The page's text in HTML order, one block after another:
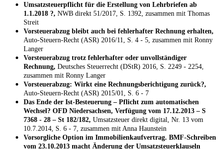
Umsatzsteuerpflicht für die Erstellung von Lehrbriefen ab
1.1.2018 ?, NWB direkt 51/2017, S. 1392, zusammen mit Thomas
Streit
Vorsteuerabzug bleibt auch bei fehlerhafter Rechnung erhalten,
Auto-Steuern-Recht (ASR) 2016/11, S. 4 - 5, zusammen mit Ronny
Langer
Vorsteuerabzug trotz fehlerhafter oder unvollständiger
Rechnung, Deutsches Steuerrecht (DStR) 2016, S. 2249 - 2254,
zusammen mit Ronny Langer
Vorsteuerabzug: Wirkt eine Rechnungsberichtigung zurück?,
Auto-Steuern-Recht (ASR) 2015/01, S. 6 - 7
Das Ende der Ist-Besteuerung – Pflicht zum automatischen
Wechsel? OFD Niedersachsen, Verfügung vom 17.12.2013 – S
7368 - 28 – St 182/182, Umsatzsteuer direkt digital, Nr. 13 vom
10.7.2014, S. 6 - 7, zusammen mit Anna Haunstein
Vorsorgliche Option im Immobilienkaufvertrag. BMF-Schreiben
vom 23.10.2013 macht Änderung der Umsatzsteuerklauseln